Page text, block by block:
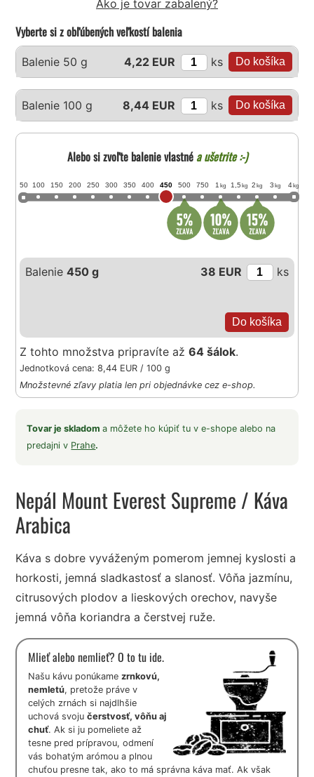
Ako je tovar zabalený?
Vyberte si z obľúbených veľkostí balenia
Balenie 50 g 4,22 EUR ks
Balenie 100 g 8,44 EUR ks
Alebo si zvoľte balenie vlastnéa ušetrite :-)
50 100 150 200 250 300 350 400 450 500 750 1 kg 1,5 kg 2 kg 3 kg 4 kg
Balenie450 g 38 EUR ks
Z tohto množstva pripravíte až64 šálok.
Jednotková cena: 8,44 EUR / 100 g
Množstevné zľavy platia len pri objednávke cez e-shop.
Tovar je skladoma môžete ho kúpiť tu v e-shope alebo na
predajni v Prahe.
Nepál Mount Everest Supreme / Káva
Arabica
Káva s dobre vyváženým pomerom jemnej kyslosti a
horkosti, jemná sladkastosť a slanosť. Vôňa jazmínu,
citrusových plodov a lieskových orechov, navyše
jemná vôňa koriandra a čerstvej ruže.
Mlieť alebo nemlieť? O to tu ide.
Našu kávu ponúkamezrnkovú,
nemletú, pretože práve v
celých zrnách si najdlhšie
uchová svojučerstvosť, vôňu aj
chuť. Ak si ju pomeliete až
tesne pred prípravou, odmení
vás bohatým arómou a plnou
chuťou presne tak, ako to má správna káva mať. Ak však